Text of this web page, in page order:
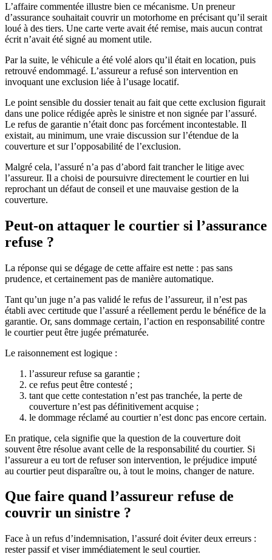
L’affaire commentée illustre bien ce mécanisme. Un preneur
d’assurance souhaitait couvrir un motorhome en précisant qu’il serait
loué à des tiers. Une carte verte avait été remise, mais aucun contrat
écrit n’avait été signé au moment utile.
Par la suite, le véhicule a été volé alors qu’il était en location, puis
retrouvé endommagé. L’assureur a refusé son intervention en
invoquant une exclusion liée à l’usage locatif.
Le point sensible du dossier tenait au fait que cette exclusion figurait
dans une police rédigée après le sinistre et non signée par l’assuré.
Le refus de garantie n’était donc pas forcément incontestable. Il
existait, au minimum, une vraie discussion sur l’étendue de la
couverture et sur l’opposabilité de l’exclusion.
Malgré cela, l’assuré n’a pas d’abord fait trancher le litige avec
l’assureur. Il a choisi de poursuivre directement le courtier en lui
reprochant un défaut de conseil et une mauvaise gestion de la
couverture.
Peut-on attaquer le courtier si l’assurance
refuse ?
La réponse qui se dégage de cette affaire est nette : pas sans
prudence, et certainement pas de manière automatique.
Tant qu’un juge n’a pas validé le refus de l’assureur, il n’est pas
établi avec certitude que l’assuré a réellement perdu le bénéfice de la
garantie. Or, sans dommage certain, l’action en responsabilité contre
le courtier peut être jugée prématurée.
Le raisonnement est logique :
l’assureur refuse sa garantie ;
ce refus peut être contesté ;
tant que cette contestation n’est pas tranchée, la perte de
couverture n’est pas définitivement acquise ;
le dommage réclamé au courtier n’est donc pas encore certain.
En pratique, cela signifie que la question de la couverture doit
souvent être résolue avant celle de la responsabilité du courtier. Si
l’assureur a eu tort de refuser son intervention, le préjudice imputé
au courtier peut disparaître ou, à tout le moins, changer de nature.
Que faire quand l’assureur refuse de
couvrir un sinistre ?
Face à un refus d’indemnisation, l’assuré doit éviter deux erreurs :
rester passif et viser immédiatement le seul courtier.